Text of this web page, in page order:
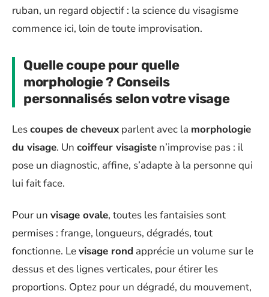
ruban, un regard objectif : la science du visagisme
commence ici, loin de toute improvisation.
Quelle coupe pour quelle
morphologie ? Conseils
personnalisés selon votre visage
Lescoupes de cheveux parlent avec la morphologie
du visage. Un coiffeur visagiste n’improvise pas : il
pose un diagnostic, affine, s’adapte à la personne qui
lui fait face.
Pour un visage ovale, toutes les fantaisies sont
permises : frange, longueurs, dégradés, tout
fonctionne. Levisage rond apprécie un volume sur le
dessus et des lignes verticales, pour étirer les
proportions. Optez pour un dégradé, du mouvement,